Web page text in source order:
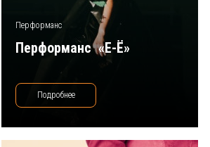
Перформанс
Перформанс ​ «Е-Ё»
Подробнее